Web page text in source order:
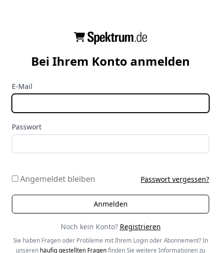
Bei Ihrem Konto anmelden
E-Mail
Passwort
Angemeldet bleiben Passwort vergessen?
Noch kein Konto? Registrieren
Sie haben Fragen oder Probleme mit Ihrem Login oder Abonnement? In
unseren häufig gestellten Fragen finden Sie weitere Informationen zu